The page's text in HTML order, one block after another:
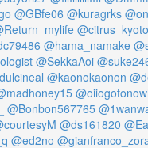
@GBfe06 @kuragrks
@citrus_kyoto
@hama_namake
@SekkaAoi
@kaonokaonon
@Bonbon567765
@ds161820
@ed2no